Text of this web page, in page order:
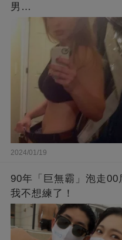
男…
2024/01/19
90年「巨無霸」泡走
我不想練了！